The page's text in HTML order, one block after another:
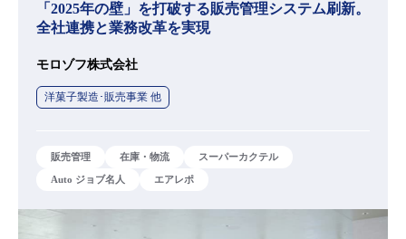
「2025年の壁」を打破する販売管理システム刷新。
全社連携と業務改革を実現
モロゾフ株式会社
洋菓子製造･販売事業 他
販売管理 在庫・物流 スーパーカクテル
Auto ジョブ名人 エアレポ